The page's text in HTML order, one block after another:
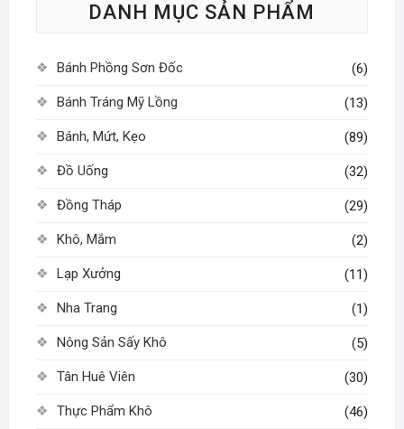
chọn
được
chọn
trang
DANH MỤC SẢN PHẨM
Bánh Phồng Sơn Đốc (6)
Bánh Tráng Mỹ Lồng (13)
Bánh, Mứt, Kẹo (89)
Đồ Uống (32)
Đồng Tháp (29)
Khô, Mắm (2)
Lạp Xưởng (11)
Nha Trang (1)
Nông Sản Sấy Khô (5)
Tân Huê Viên (30)
Thực Phẩm Khô (46)